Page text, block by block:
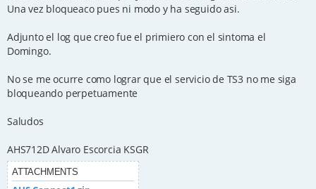
Una vez bloqueaco pues ni modo y ha seguido asi.
Adjunto el log que creo fue el primiero con el sintoma el
Domingo.
No se me ocurre como lograr que el servicio de TS3 no me siga
bloqueando perpetuamente
Saludos
AHS712D Alvaro Escorcia KSGR
ATTACHMENTS